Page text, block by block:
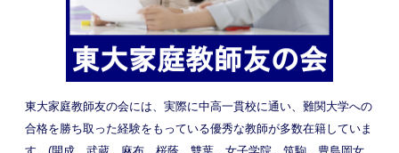
東大家庭教師友の会には、実際に中高一貫校に通い、難関大学への
合格を勝ち取った経験をもっている優秀な教師が多数在籍していま